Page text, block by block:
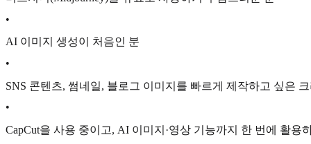
•
AI 이미지 생성이 처음인 분
•
SNS 콘텐츠, 썸네일, 블로그 이미지를 빠르게 제작하고 싶은
•
CapCut을 사용 중이고, AI 이미지·영상 기능까지 한 번에 활용